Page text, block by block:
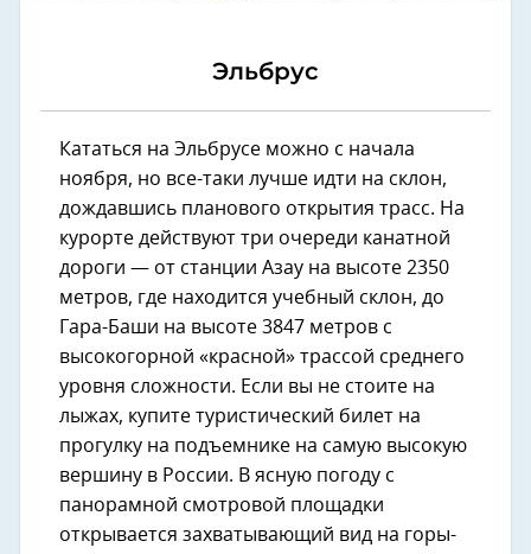
Эльбрус
Кататься на Эльбрусе можно с начала
ноября, но все-таки лучше идти на склон,
дождавшись планового открытия трасс. На
курорте действуют три очереди канатной
дороги — от станции Азау на высоте 2350
метров, где находится учебный склон, до
Гара-Баши на высоте 3847 метров с
высокогорной «красной» трассой среднего
уровня сложности. Если вы не стоите на
лыжах, купите туристический билет на
прогулку на подъемнике на самую высокую
вершину в России. В ясную погоду с
панорамной смотровой площадки
открывается захватывающий вид на горы-